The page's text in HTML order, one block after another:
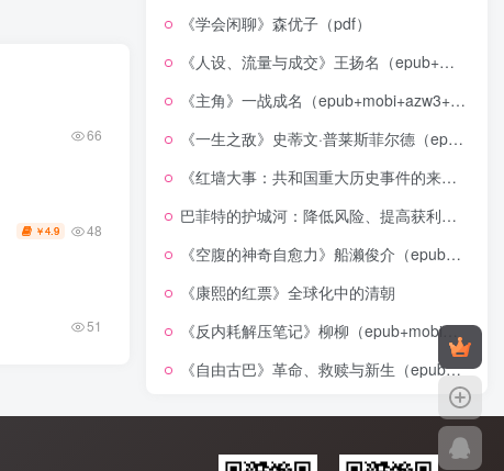
66
￥4.9 48
51
《学会闲聊》森优子（pdf）
《人设、流量与成交》王扬名（epub+mobi+azw3+pdf）
《主角》一战成名（epub+mobi+azw3+pdf）
《一生之敌》史蒂文·普莱斯菲尔德（epub+mobi+azw3+pdf）
《红墙大事：共和国重大历史事件的来龙去脉》（全二册）（pdf）
巴菲特的护城河：降低风险、提高获利的股市真规则(epub+azw3+mobi)
《空腹的神奇自愈力》船濑俊介（epub+mobi+azw3+pdf）
《康熙的红票》全球化中的清朝
《反内耗解压笔记》柳柳（epub+mobi+azw3+pdf）
《自由古巴》革命、救赎与新生（epub+mobi+azw3+pdf）